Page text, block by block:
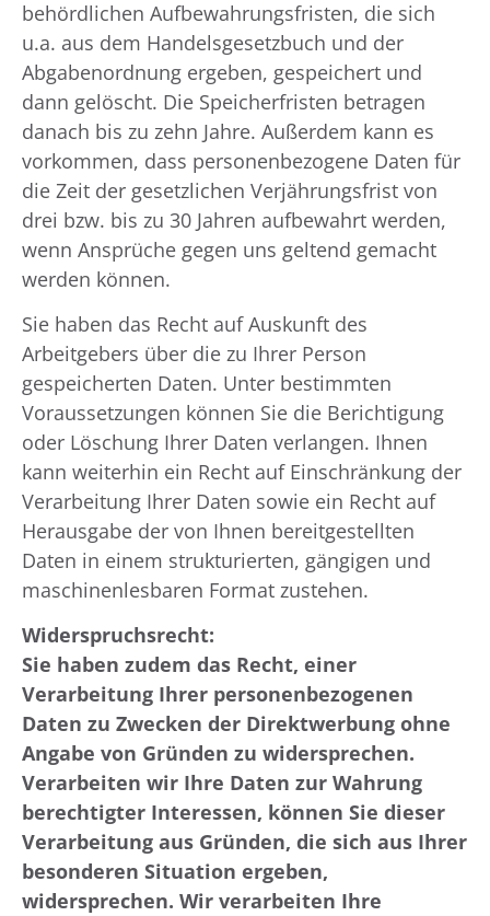
behördlichen Aufbewahrungsfristen, die sich
u.a. aus dem Handelsgesetzbuch und der
Abgabenordnung ergeben, gespeichert und
dann gelöscht. Die Speicherfristen betragen
danach bis zu zehn Jahre. Außerdem kann es
vorkommen, dass personenbezogene Daten für
die Zeit der gesetzlichen Verjährungsfrist von
drei bzw. bis zu 30 Jahren aufbewahrt werden,
wenn Ansprüche gegen uns geltend gemacht
werden können.
Sie haben das Recht auf Auskunft des
Arbeitgebers über die zu Ihrer Person
gespeicherten Daten. Unter bestimmten
Voraussetzungen können Sie die Berichtigung
oder Löschung Ihrer Daten verlangen. Ihnen
kann weiterhin ein Recht auf Einschränkung der
Verarbeitung Ihrer Daten sowie ein Recht auf
Herausgabe der von Ihnen bereitgestellten
Daten in einem strukturierten, gängigen und
maschinenlesbaren Format zustehen.
Widerspruchsrecht:
Sie haben zudem das Recht, einer
Verarbeitung Ihrer personenbezogenen
Daten zu Zwecken der Direktwerbung ohne
Angabe von Gründen zu widersprechen.
Verarbeiten wir Ihre Daten zur Wahrung
berechtigter Interessen, können Sie dieser
Verarbeitung aus Gründen, die sich aus Ihrer
besonderen Situation ergeben,
widersprechen. Wir verarbeiten Ihre